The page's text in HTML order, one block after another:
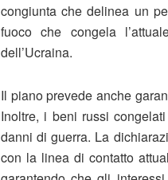
congiunta che delinea un
fuoco che congela
dell’Ucraina.
Il piano prevede anche
Inoltre, i beni russi
danni di guerra. La
con la linea di contatto